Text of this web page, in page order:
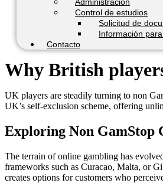
Control de estudios
Solicitud de
Información
Contacto
Why British
UK players are steadily turning to non
UK’s self-exclusion scheme, offering
Exploring Non GamStop
The terrain of online gambling has
frameworks such as Curacao, Malta, or
creates options for customers who